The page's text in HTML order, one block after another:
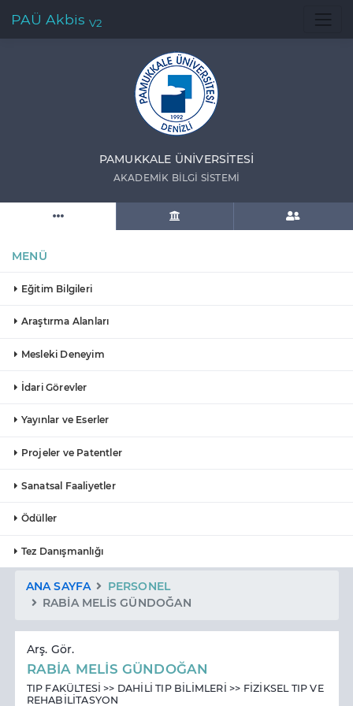
PAÜ Akbis V2
PAMUKKALE ÜNIVERSITESI
AKADEMIK BILGI SISTEMI
MENÜ
Eğitim Bilgileri
Araştırma Alanları
Mesleki Deneyim
İdari Görevler
Yayınlar ve Eserler
Projeler ve Patentler
Sanatsal Faaliyetler
Ödüller
Tez Danışmanlığı
ANA SAYFA
PERSONEL
RABİA MELİS GÜNDOĞAN
Arş. Gör.
RABİA MELİS GÜNDOĞAN
TIP FAKÜLTESİ >> DAHİLİ TIP BİLİMLERİ >> FİZİKSEL TIP VE
REHABİLİTASYON